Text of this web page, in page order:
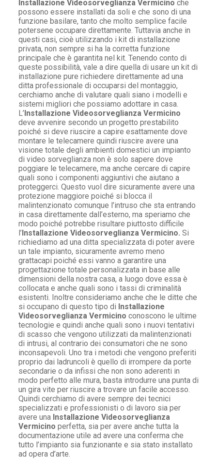
Installazione Videosorveglianza Vermicino che
possono essere installati da soli e che sono di una
funzione basilare, tanto che molto semplice facile
potersene occupare direttamente. Tuttavia anche in
questi casi, cioè utilizzando i kit di installazione
privata, non sempre si ha la corretta funzione
principale che è garantita nel kit. Tenendo conto di
queste possibilità, vale a dire quella di usare un kit di
installazione pure richiedere direttamente ad una
ditta professionale di occuparsi del montaggio,
cerchiamo anche di valutare quali siano i modelli e
sistemi migliori che possiamo adottare in casa.
L’Installazione Videosorveglianza Vermicino
deve avvenire secondo un progetto prestabilito
poiché si deve riuscire a capire esattamente dove
montare le telecamere quindi riuscire avere una
visione totale degli ambienti domestici un impianto
di video sorveglianza non è solo sapere dove
poggiare le telecamere, ma anche cercare di capire
quali sono i componenti aggiuntivi che aiutano a
proteggerci. Questo vuol dire sicuramente avere una
protezione maggiore poiché si blocca il
malintenzionato comunque l’intruso che sta entrando
in casa direttamente dall’esterno, ma speriamo che
modo poiché potrebbe risultare piuttosto difficile
l’Installazione Videosorveglianza Vermicino. Si
richiediamo ad una ditta specializzata di poter avere
un tale impianto, sicuramente avremo meno
grattacapi poiché essi vanno a garantire una
progettazione totale personalizzata in base alle
dimensioni della nostra casa, a luogo dove essa è
collocata e anche quali sono i tassi di criminalità
esistenti. Inoltre consideriamo anche che le ditte che
si occupano di questo tipo di Installazione
Videosorveglianza Vermicino conoscono le ultime
tecnologie e quindi anche quali sono i nuovi tentativi
di scasso che vengono utilizzati da malintenzionati
di intrusi, al contrario dei consumatori che ne sono
inconsapevoli. Uno tra i metodi che vengono preferiti
proprio dai ladruncoli è quello di irrompere da porte
secondarie o da infissi che non sono aderenti in
modo perfetto alle mura, basta introdurre una punta di
un gira vite per riuscire a trovare un facile accesso.
Quindi cerchiamo di avere sempre dei tecnici
specializzati e professionisti o di lavoro sia per
avere una Installazione Videosorveglianza
Vermicino perfetta, sia per avere anche tutta la
documentazione utile ad avere una conferma che
tutto l’impianto sia funzionante e sia stato installato
ad opera d’arte.